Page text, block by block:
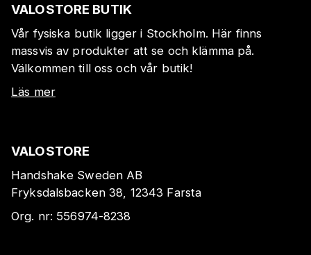
VALOSTORE BUTIK
Vår fysiska butik ligger i Stockholm. Här finns
massvis av produkter att se och klämma på.
Välkommen till oss och vår butik!
Läs mer
VALOSTORE
Handshake Sweden AB
Fryksdalsbacken 38, 12343 Farsta
Org. nr: 556974-8238